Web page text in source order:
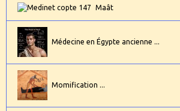
Maât
Médecine en Égypte ancienne ...
Momification ...